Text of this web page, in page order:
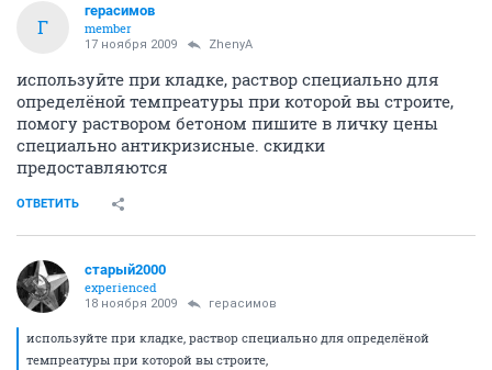
Г
герасимов
member
17 ноября 2009 ZhenyA
используйте при кладке, раствор специально для
определёной темпреатуры при которой вы строите,
помогу раствором бетоном пишите в личку цены
специально антикризисные. скидки
предоставляются
ОТВЕТИТЬ
старый2000
experienced
18 ноября 2009 герасимов
используйте при кладке, раствор специально для определёной
темпреатуры при которой вы строите,